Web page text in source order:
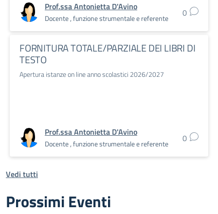
Prof.ssa Antonietta D'Avino
Docente , funzione strumentale e referente 0
FORNITURA TOTALE/PARZIALE DEI LIBRI DI
TESTO
Apertura istanze on line anno scolastici 2026/2027
Prof.ssa Antonietta D'Avino
Docente , funzione strumentale e referente 0
Vedi tutti
Prossimi Eventi